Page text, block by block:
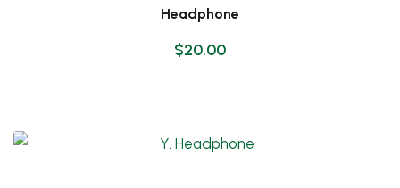
Headphone
$20.00